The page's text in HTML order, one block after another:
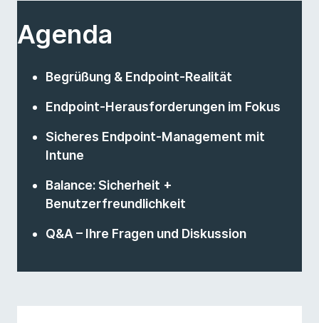
Agenda
Begrüßung & Endpoint-Realität
Endpoint-Herausforderungen im Fokus
Sicheres Endpoint-Management mit
Intune
Balance: Sicherheit +
Benutzerfreundlichkeit
Q&A – Ihre Fragen und Diskussion